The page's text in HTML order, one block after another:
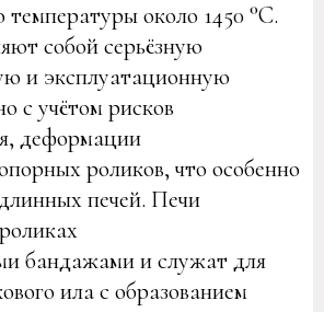
температуры около 1450 °C.
собой серьёзную
и эксплуатационную
с учётом рисков
деформации
роликов, что особенно
печей. Печи
бандажами и служат для
ила с образованием